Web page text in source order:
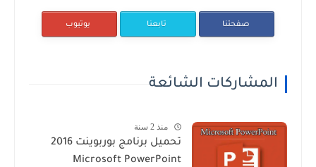
صفحتنا تابعنا يوتيوب
المشاركات الشائعة
منذ 2 سنة
تحميل برنامج بوربوينت 2016
Microsoft PowerPoint